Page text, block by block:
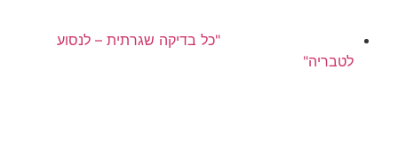
"כל בדיקה שגרתית – לנסוע
לטבריה"